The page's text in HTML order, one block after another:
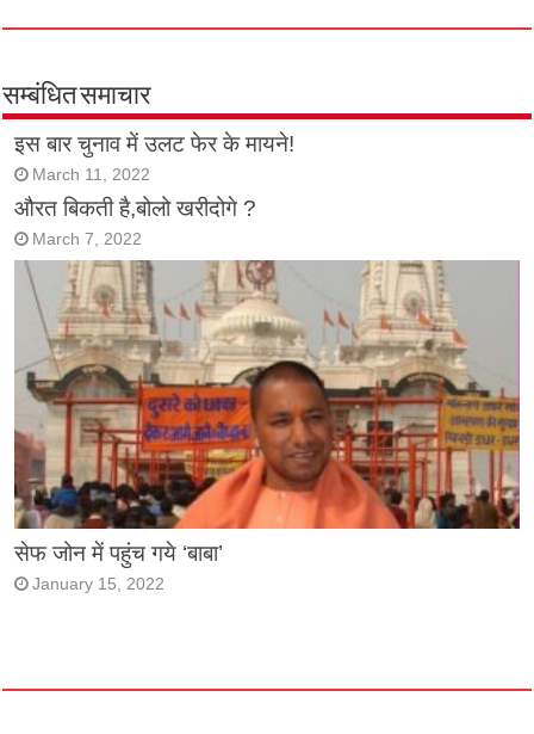
सम्बंधित समाचार
इस बार चुनाव में उलट फेर के मायने!
March 11, 2022
औरत बिकती है,बोलो खरीदोगे ?
March 7, 2022
सेफ जोन में पहुंच गये ‘बाबा’
January 15, 2022